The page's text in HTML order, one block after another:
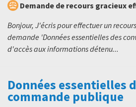
Demande de recours gracieux
Bonjour, J'écris pour effectuer un
demande 'Données essentielles des
d'accès aux informations détenu...
Données essentielles
commande publique